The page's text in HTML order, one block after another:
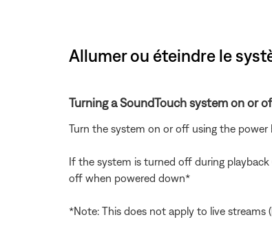
Allumer ou éteindre le
Turning a SoundTouch system on or
Turn the system on or off using the
If the system is turned off during
off when powered down*
*Note: This does not apply to live